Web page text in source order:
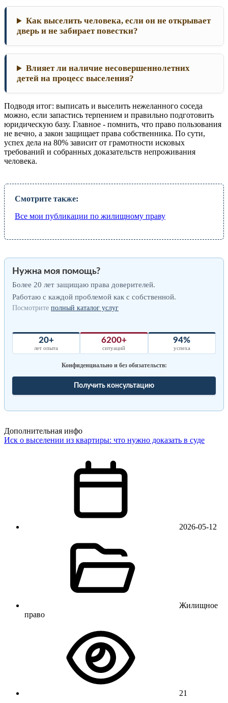
Как выселить человека, если он не открывает
дверь и не забирает повестки?
Влияет ли наличие несовершеннолетних
детей на процесс выселения?
Подводя итог: выписать и выселить нежеланного соседа
можно, если запастись терпением и правильно подготовить
юридическую базу. Главное - помнить, что право пользования
не вечно, а закон защищает права собственника. По сути,
успех дела на 80% зависит от грамотности исковых
требований и собранных доказательств непроживания
человека.
Смотрите также:
Все мои публикации по жилищному праву
Нужна моя помощь?
Более 20 лет защищаю права доверителей.
Работаю с каждой проблемой как с собственной.
Посмотрите полный каталог услуг
20+
лет опыта
6200+
ситуаций
94%
успеха
Конфиденциально и без обязательств:
Получить консультацию
Дополнительная инфо
Иск о выселении из квартиры: что нужно доказать в суде
2026-05-12
Жилищное
право
21